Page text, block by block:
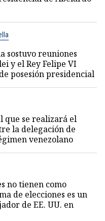
sostuvo reuniones
y el Rey Felipe VI
posesión presidencial
que se realizará el
la delegación de
venezolano
no tienen como
de elecciones es un
de EE. UU. en